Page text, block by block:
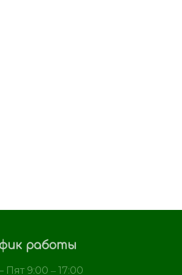
работы
9:00 ‒ 17:00